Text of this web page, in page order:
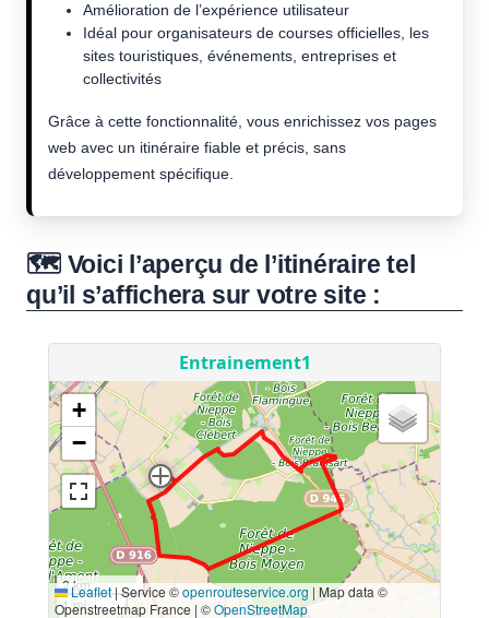
Amélioration de l’expérience utilisateur
Idéal pour organisateurs de courses officielles, les
sites touristiques, événements, entreprises et
collectivités
Grâce à cette fonctionnalité, vous enrichissez vos pages
web avec un itinéraire fiable et précis, sans
développement spécifique.
🗺️ Voici l’aperçu de l’itinéraire tel
qu’il s’affichera sur votre site :